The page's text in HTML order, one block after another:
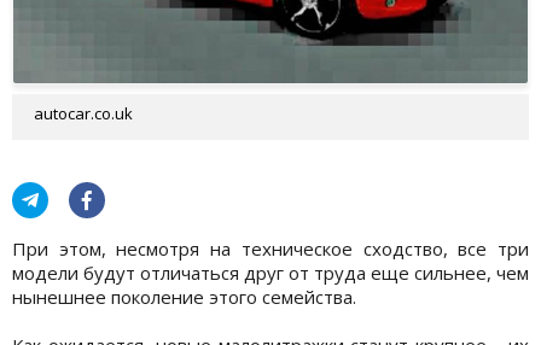
autocar.co.uk
При этом, несмотря на техническое сходство, все три
модели будут отличаться друг от труда еще сильнее, чем
нынешнее поколение этого семейства.